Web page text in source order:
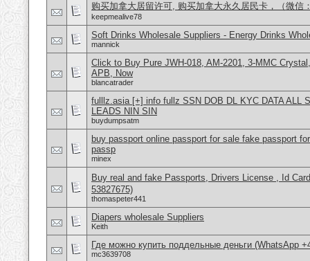
购买加拿大居留许可, 购买加拿大永久居民卡，（微信
keepmealive78
Soft Drinks Wholesale Suppliers - Energy Drinks
mannick
Click to Buy Pure JWH-018, AM-2201, 3-MMC
APB, Now
blancatrader
fulllz.asia [+] info fullz SSN DOB DL KYC DATA ALL
LEADS NIN SIN
buydumpsatm
buy passport online passport for sale fake passport
passp
minex
Buy real and fake Passports, Drivers License , Id
53827675)
thomaspeter441
Diapers wholesale Suppliers
Keith
Где можно купить поддельные деньги (WhatsApp
mc3639708